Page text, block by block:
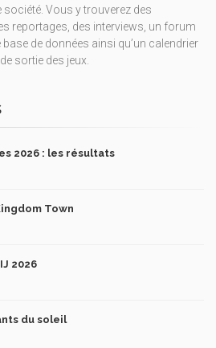
Vous y trouverez des
reportages, des interviews, un forum
de données ainsi qu’un calendrier
sortie des jeux.
2026 : les résultats
Town
2026
du soleil